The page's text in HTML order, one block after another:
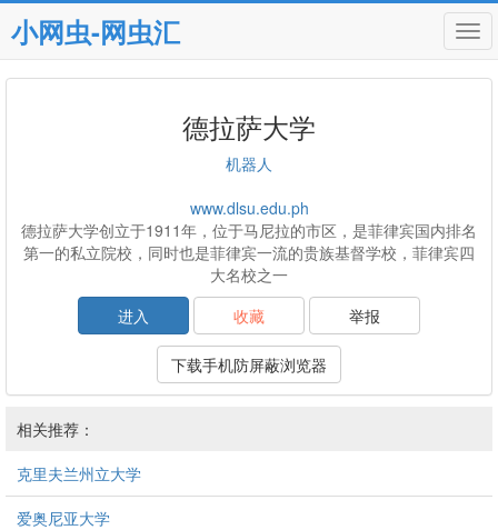
小网虫-网虫汇
德拉萨大学
机器人
www.dlsu.edu.ph
德拉萨大学创立于1911年，位于马尼拉的市区，是菲律宾国内排名
第一的私立院校，同时也是菲律宾一流的贵族基督学校，菲律宾四
大名校之一
进入
收藏 举报
下载手机防屏蔽浏览器
相关推荐：
克里夫兰州立大学
爱奥尼亚大学